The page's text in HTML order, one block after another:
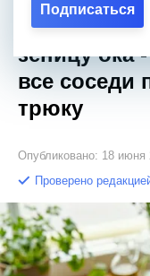
Подписаться
зеницу ока
все соседи
трюку
Опубликовано: 18 июня
Проверено